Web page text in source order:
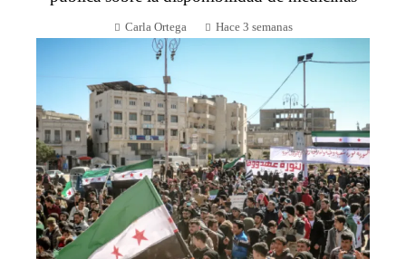
Carla Ortega Hace 3 semanas